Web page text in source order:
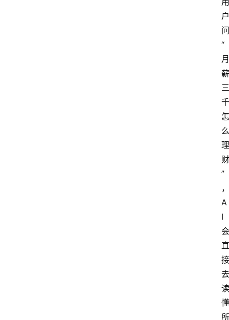
户
问
“
月
薪
三
千
怎
么
理
财
”
，
A
I
会
直
接
去
读
懂
所